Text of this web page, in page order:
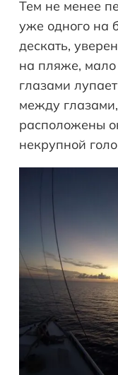
Тем не менее
уже одного на
дескать,
на пляже, мало
глазами
между
расположены
некрупной